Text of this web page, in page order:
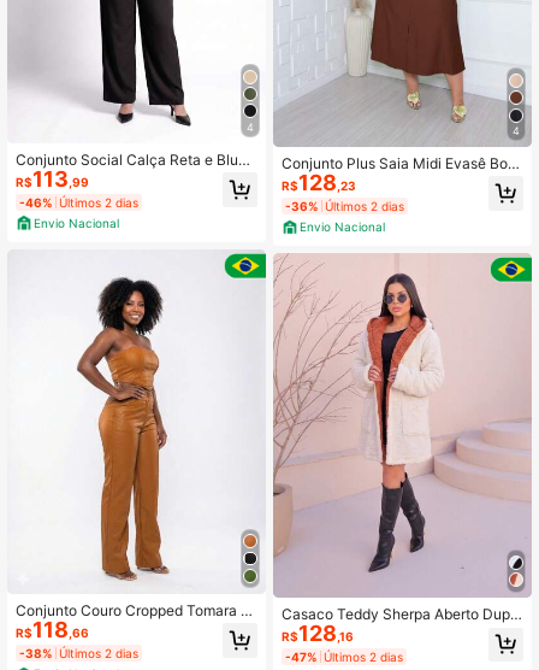
4
Conjunto Social Calça Reta e Blusa
Basica Look Trabalho Elegante Plus
Size
R$113 ,99
-46% Últimos 2 dias
Envio Nacional
Conjunto Couro Cropped Tomara q
ue Caia e Calça Wide Leg Reta Cint
ura Alta com Bolso
R$118 ,66
-38% Últimos 2 dias
4
Conjunto Plus Saia Midi Evasê Bols
o e Fenda Frontal e Blusa Decote C
anoa Botões Manga Curta
R$128 ,23
-36% Últimos 2 dias
Envio Nacional
Casaco Teddy Sherpa Aberto Dupla
Face Duas Cores Com Bolso E Toca
Capuz Inverno
R$128,16
-47% Últimos 2 dias